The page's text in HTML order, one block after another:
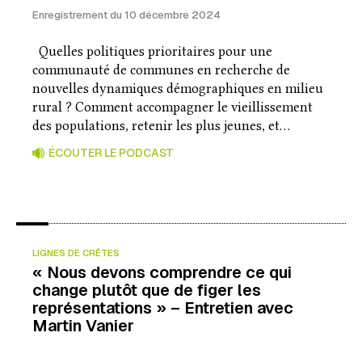
Enregistrement du 10 décembre 2024
Quelles politiques prioritaires pour une
communauté de communes en recherche de
nouvelles dynamiques démographiques en milieu
rural ? Comment accompagner le vieillissement
des populations, retenir les plus jeunes, et…
ÉCOUTER LE PODCAST
LIGNES DE CRÊTES
« Nous devons comprendre ce qui
change plutôt que de figer les
représentations » – Entretien avec
Martin Vanier